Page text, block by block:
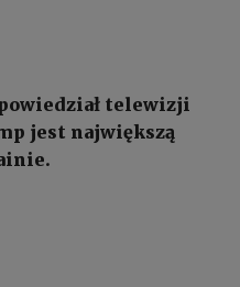
telewizji
jest największą